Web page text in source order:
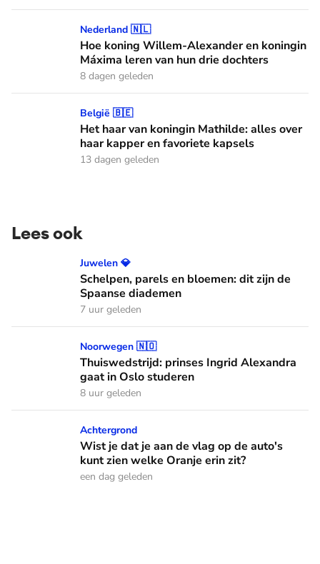
Hoe koning Willem-Alexander en koningin Máxima leren
Nederland 🇳🇱
Hoe koning Willem-Alexander en koningin
Máxima leren van hun drie dochters
8 dagen geleden
Het haar van koningin Mathilde: alles over haar kapper en
België 🇧🇪
Het haar van koningin Mathilde: alles over
haar kapper en favoriete kapsels
13 dagen geleden
Lees ook
Schelpen, parels en bloemen: dit zijn de Spaanse diademen
Juwelen 💎
Schelpen, parels en bloemen: dit zijn de
Spaanse diademen
7 uur geleden
Thuiswedstrijd: prinses Ingrid Alexandra gaat in Oslo
Noorwegen 🇳🇴
Thuiswedstrijd: prinses Ingrid Alexandra
gaat in Oslo studeren
8 uur geleden
Wist je dat je aan de vlag op de auto's kunt zien welke
Achtergrond
Wist je dat je aan de vlag op de auto's
kunt zien welke Oranje erin zit?
een dag geleden